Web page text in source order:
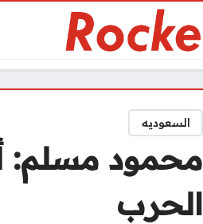
السعوديه
محمود مسلم:
الحرب